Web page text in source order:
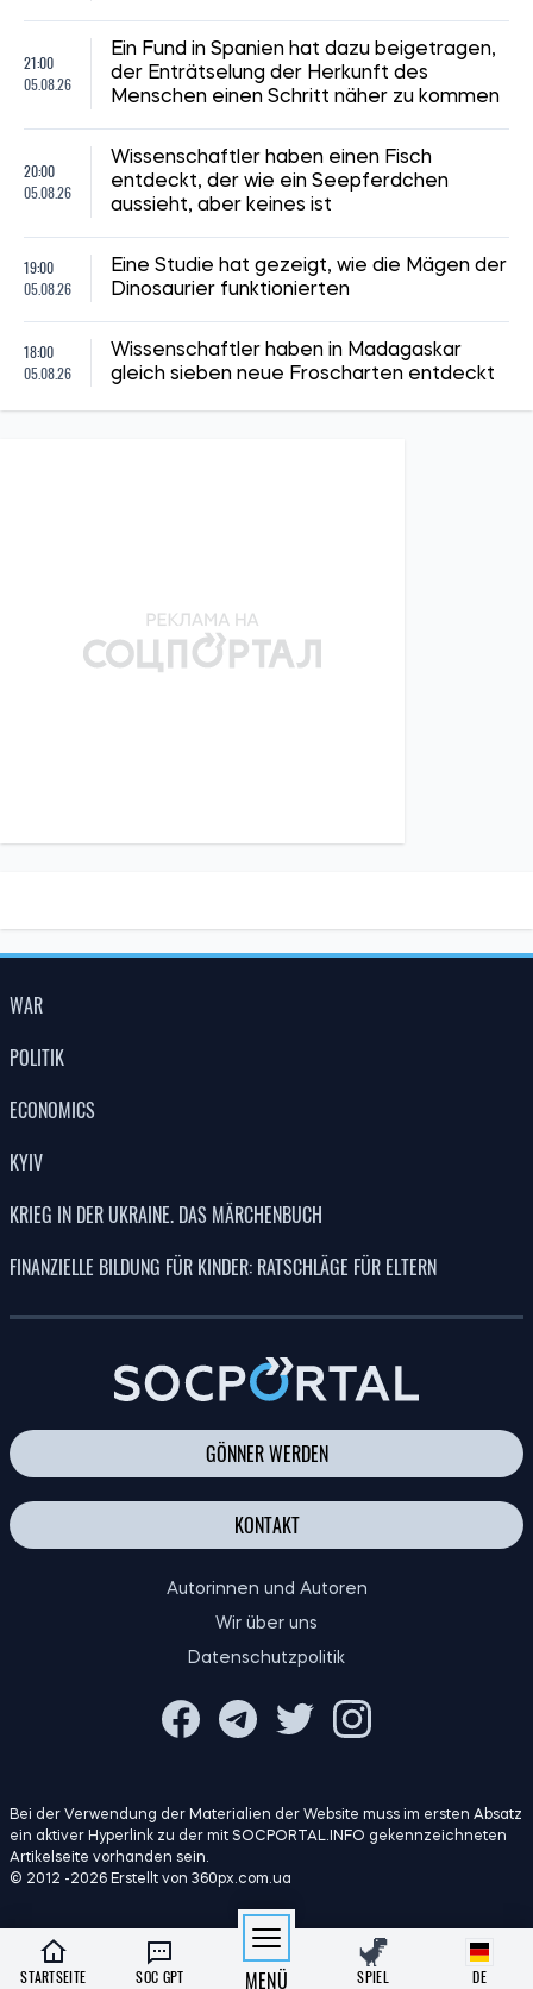
21:00
05.08.26
Ein Fund in Spanien hat dazu beigetragen,
der Enträtselung der Herkunft des
Menschen einen Schritt näher zu kommen
20:00
05.08.26
Wissenschaftler haben einen Fisch
entdeckt, der wie ein Seepferdchen
aussieht, aber keines ist
19:00
05.08.26
Eine Studie hat gezeigt, wie die Mägen der
Dinosaurier funktionierten
18:00
05.08.26
Wissenschaftler haben in Madagaskar
gleich sieben neue Froscharten entdeckt
WAR
POLITIK
ECONOMICS
KYIV
KRIEG IN DER UKRAINE. DAS MÄRCHENBUCH
FINANZIELLE BILDUNG FÜR KINDER: RATSCHLÄGE FÜR ELTERN
GÖNNER WERDEN
KONTAKT
Autorinnen und Autoren
Wir über uns
Datenschutzpolitik
Bei der Verwendung der Materialien der Website muss im ersten Absatz
ein aktiver Hyperlink zu der mit SOCPORTAL.INFO gekennzeichneten
Artikelseite vorhanden sein.
© 2012 -2026 Erstellt von 360px.com.ua
STARTSEITE SOC GPT MENÜ SPIEL DE